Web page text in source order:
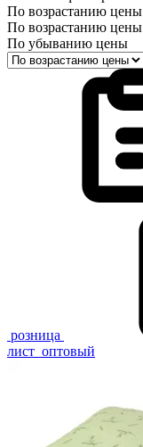
По возрастанию цены
По возрастанию цены
По убыванию цены
розница
лист оптовый